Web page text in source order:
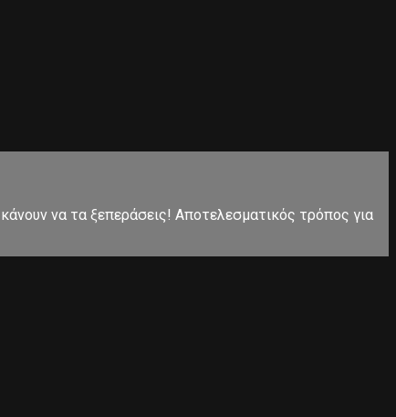
να τα ξεπεράσεις! Αποτελεσματικός τρόπος για